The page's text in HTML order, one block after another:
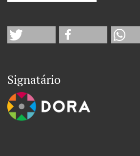
Signatário